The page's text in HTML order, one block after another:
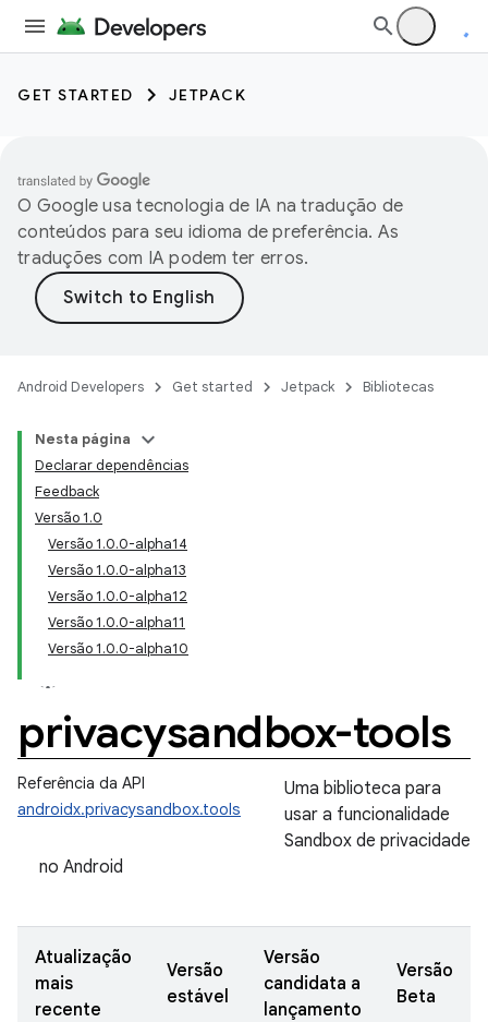
GET STARTED JETPACK
O Google usa tecnologia de IA na tradução de
conteúdos para seu idioma de preferência. As
traduções com IA podem ter erros.
Android Developers Get started Jetpack Bibliotecas
Nesta página
Declarar dependências
Feedback
Versão 1.0
Versão 1.0.0-alpha14
Versão 1.0.0-alpha13
Versão 1.0.0-alpha12
Versão 1.0.0-alpha11
Versão 1.0.0-alpha10
privacysandbox-tools
Referência da API
androidx.privacysandbox.tools
Uma biblioteca para
usar a funcionalidade
Sandbox de privacidade
no Android
Atualização
mais
recente
Versão
estável
Versão
candidata a
lançamento
Versão
Beta